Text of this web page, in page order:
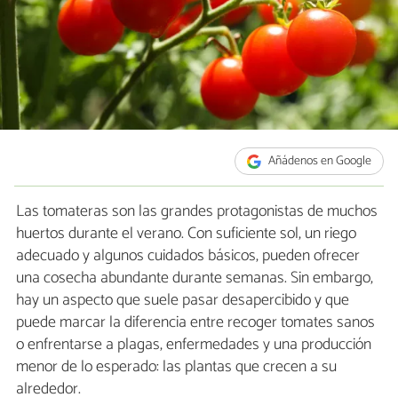
Añádenos en Google
Las tomateras son las grandes protagonistas de muchos
huertos durante el verano. Con suficiente sol, un riego
adecuado y algunos cuidados básicos, pueden ofrecer
una cosecha abundante durante semanas. Sin embargo,
hay un aspecto que suele pasar desapercibido y que
puede marcar la diferencia entre recoger tomates sanos
o enfrentarse a plagas, enfermedades y una producción
menor de lo esperado: las plantas que crecen a su
alrededor.